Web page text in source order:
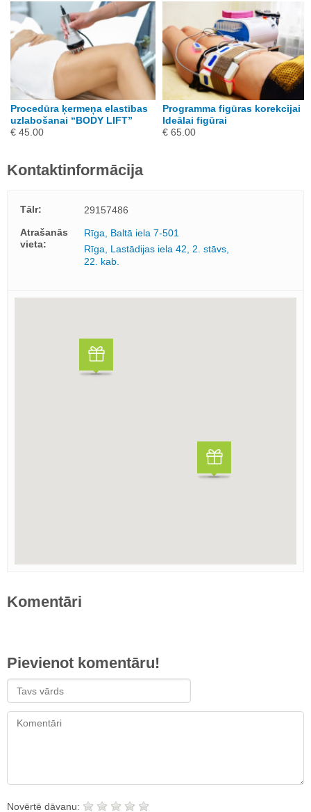
Procedūra ķermeņa elastības
uzlabošanai “BODY LIFT”
€ 45.00
Programma figūras korekcijai
Ideālai figūrai
€ 65.00
Kontaktinformācija
Tālr:
29157486
Atrašanās
vieta:
Rīga, Baltā iela 7-501
Rīga, Lastādijas iela 42, 2. stāvs,
22. kab.
Komentāri
Pievienot komentāru!
Novērtē dāvanu: